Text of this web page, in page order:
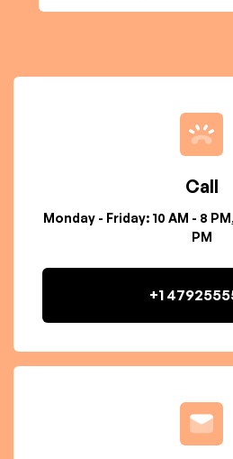
Call
Monday - Friday: 10 AM - 8
PM
+1